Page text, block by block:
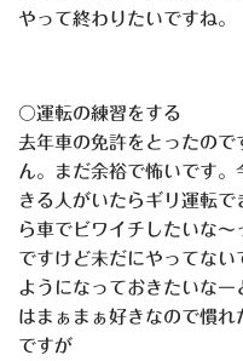
やって終わりたいですね。
〇運転の練習をする
去年車の免許をとったの
ん。まだ余裕で怖いです
きる人がいたらギリ運転
ら車でビワイチしたいな
ですけど未だにやってな
ようになっておきたいな
はまぁまぁ好きなので慣
ですが